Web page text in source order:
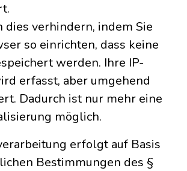
dies verhindern, indem Sie
so einrichten, dass keine
werden. Ihre IP-
erfasst, aber umgehend
Dadurch ist nur mehr eine
möglich.
erfolgt auf Basis
Bestimmungen des §